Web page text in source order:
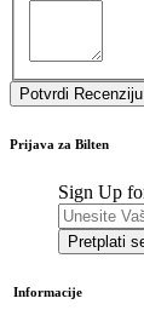
Potvrdi Recenziju
Prijava za Bilten
Sign Up
Pretplati
Informacije